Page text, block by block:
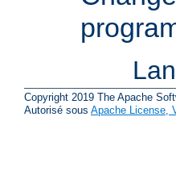
Copyright 2019 The Apache
Autorisé sous Apache License,